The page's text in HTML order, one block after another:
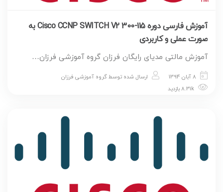
آموزش فارسی دوره Cisco CCNP SWITCH V2 300-115 به
صورت عملی و کاربردی
آموزش مالتی مدیای رایگان فرزان گروه آموزشی فرزان…
8 آبان 1394 ارسال شده توسطگروه آموزشی فرزان